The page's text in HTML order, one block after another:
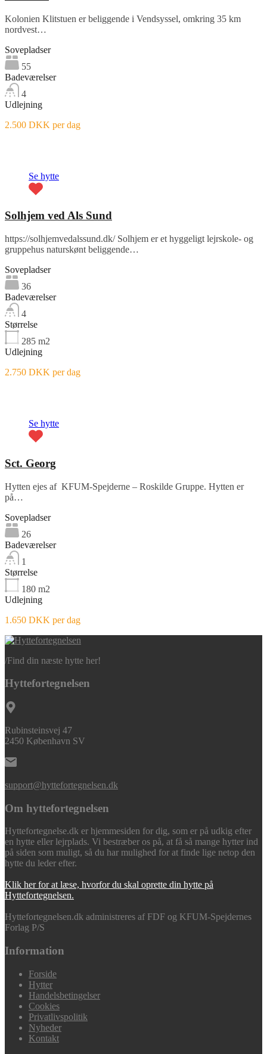
Kolonien Klitstuen er beliggende i Vendsyssel, omkring 35 km
nordvest…
Sovepladser
55
Badeværelser
4
Udlejning
2.500 DKK per dag
Se hytte
Solhjem ved Als Sund
https://solhjemvedalssund.dk/ Solhjem er et hyggeligt lejrskole- og
gruppehus naturskønt beliggende…
Sovepladser
36
Badeværelser
4
Størrelse
285 m2
Udlejning
2.750 DKK per dag
Se hytte
Sct. Georg
Hytten ejes af KFUM-Spejderne – Roskilde Gruppe. Hytten er
på…
Sovepladser
26
Badeværelser
1
Størrelse
180 m2
Udlejning
1.650 DKK per dag
/Find din næste hytte her!
Hyttefortegnelsen
Rubinsteinsvej 47
2450 København SV
support@hyttefortegnelsen.dk
Om hyttefortegnelsen
Hyttefortegnelse.dk er hjemmesiden for dig, som er på udkig efter
en hytte eller lejrplads. Vi bestræber os på, at få så mange hytter ind
på siden som muligt, så du har mulighed for at finde lige netop den
hytte du leder efter.
Klik her for at læse, hvorfor du skal oprette din hytte på
Hyttefortegnelsen.
Hyttefortegnelsen.dk administreres af FDF og KFUM-Spejdernes
Forlag P/S
Information
Forside
Hytter
Handelsbetingelser
Cookies
Privatlivspolitik
Nyheder
Kontakt